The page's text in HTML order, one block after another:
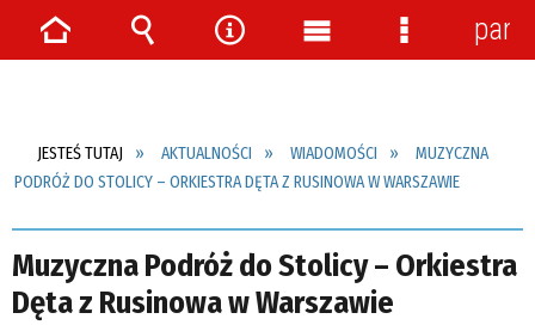
JESTEŚ TUTAJ AKTUALNOŚCI WIADOMOŚCI
MUZYCZNA
PODRÓŻ DO STOLICY – ORKIESTRA DĘTA Z RUSINOWA W WARSZAWIE
Muzyczna Podróż do Stolicy – Orkiestra
Dęta z Rusinowa w Warszawie
Strona Wyszukiwarka
NarzędziaMenu
Menu
panel